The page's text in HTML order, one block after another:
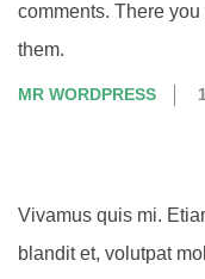
comments. There
them.
MR WORDPRESS
Vivamus quis mi.
blandit et, volutpat